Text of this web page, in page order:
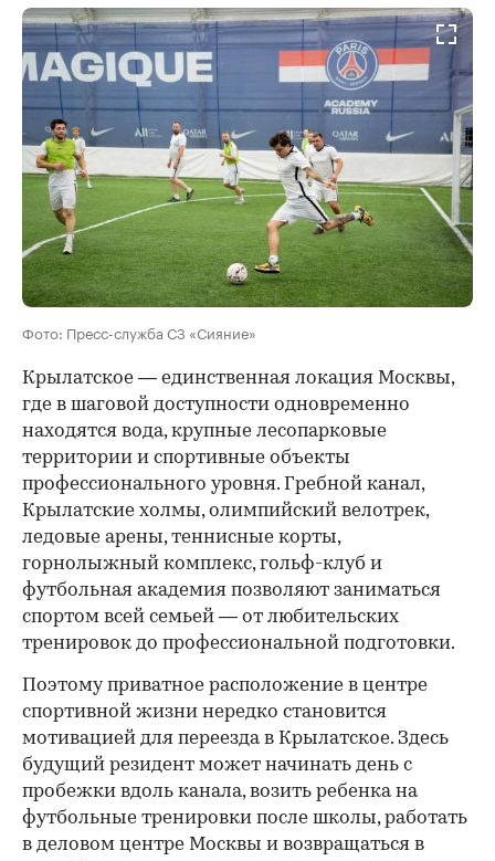
Фото: Пресс-служба СЗ «Сияние»
Крылатское — единственная локация Москвы,
где в шаговой доступности одновременно
находятся вода, крупные лесопарковые
территории и спортивные объекты
профессионального уровня. Гребной канал,
Крылатские холмы, олимпийский велотрек,
ледовые арены, теннисные корты,
горнолыжный комплекс, гольф-клуб и
футбольная академия позволяют заниматься
спортом всей семьей — от любительских
тренировок до профессиональной подготовки.
Поэтому приватное расположение в центре
спортивной жизни нередко становится
мотивацией для переезда в Крылатское. Здесь
будущий резидент может начинать день с
пробежки вдоль канала, возить ребенка на
футбольные тренировки после школы, работать
в деловом центре Москвы и возвращаться в